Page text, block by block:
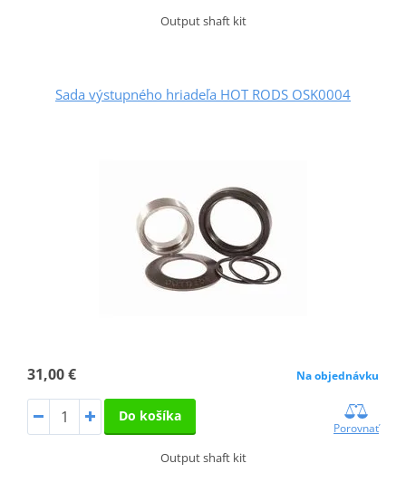
Output shaft kit
Sada výstupného hriadeľa HOT RODS OSK0004
31,00 € Na objednávku
Do košíka
Porovnať
Output shaft kit